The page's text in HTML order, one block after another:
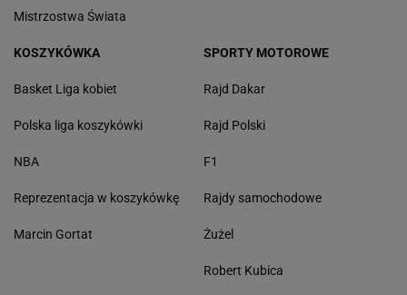
Mistrzostwa Świata
KOSZYKÓWKA
Basket Liga kobiet
Polska liga koszykówki
NBA
Reprezentacja w koszykówkę
Marcin Gortat
SPORTY MOTOROWE
Rajd Dakar
Rajd Polski
F1
Rajdy samochodowe
Żużel
Robert Kubica